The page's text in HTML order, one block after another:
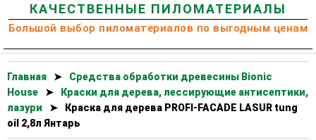
КАЧЕСТВЕННЫЕ ПИЛОМАТЕРИАЛЫ
Большой выбор пиломатериалов по выгодным ценам
Главная ➤
Cредства обработки древесины Bionic
House
➤
Краски для дерева, лессирующие антисептики,
лазури
➤
Краска для дерева PROFI-FACADE LASUR tung
oil 2,8л Янтарь